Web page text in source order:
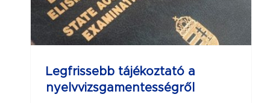
Legfrissebb tájékoztató a
nyelvvizsgamentességről